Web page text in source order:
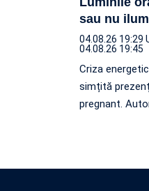
sau nu
04.08.26 19:29
04.08.26 19:45
Criza
simțită
pregnant.